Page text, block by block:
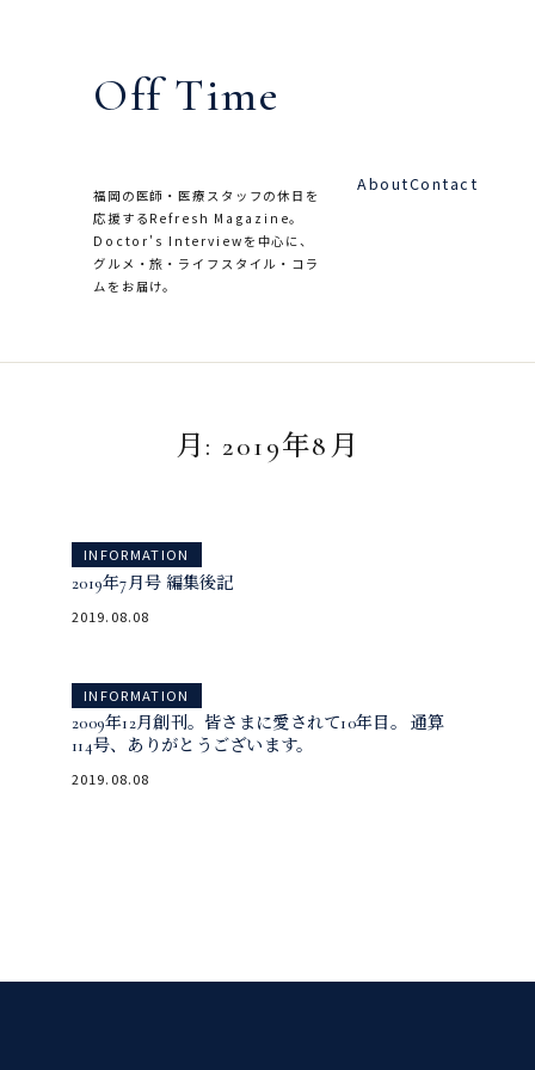
Off Time
福岡の医師・医療スタッフの休日を
応援するRefresh Magazine。
Doctor's Interviewを中心に、
グルメ・旅・ライフスタイル・コラ
ムをお届け。
AboutContact
月: 2019年8月
INFORMATION
INFORMATION
2019年7月号 編集後記
2019.08.08
INFORMATION
2019年7月号
INFORMATION
2009年12月創刊。皆さまに愛されて10年目。 通算
114号、ありがとうございます。
2019.08.08